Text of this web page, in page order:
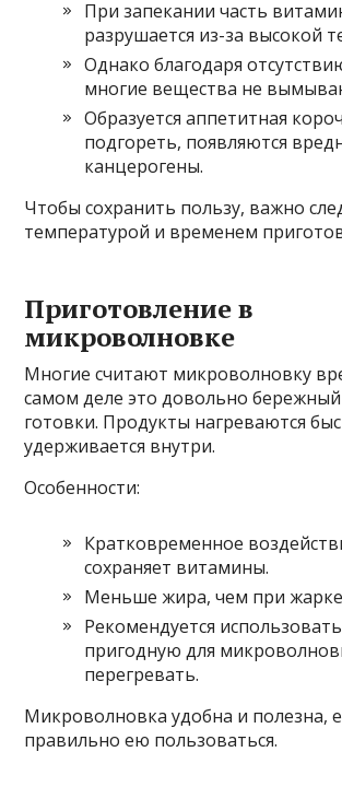
При запекании часть
разрушается из-за высокой
Однако благодаря
многие вещества не
Образуется аппетитная
подгореть, появляются
канцерогены.
Чтобы сохранить пользу, важно
температурой и временем
Приготовление в
микроволновке
Многие считают микроволновку
самом деле это довольно бережный
готовки. Продукты нагреваются
удерживается внутри.
Особенности:
Кратковременное
сохраняет витамины.
Меньше жира, чем при
Рекомендуется
пригодную для
перегревать.
Микроволновка удобна и полезна,
правильно ею пользоваться.